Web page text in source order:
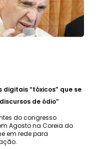
digitais “tóxicos” que se
de ódio”
do congresso
Agosto na Coreia do
em rede para